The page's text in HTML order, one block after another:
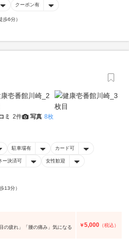
クーポン有
歩6分）
ミ 2件 写真 8枚
駐車場有 カード可
ー決済可 女性歓迎
13分）
の疲れ」「腰の痛み」気になる
￥5,000 （税込）